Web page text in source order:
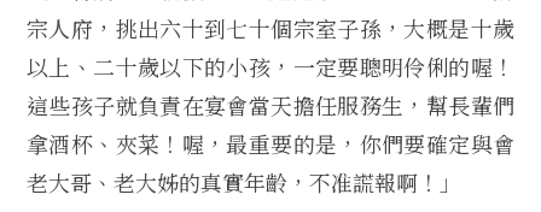
宗人府，挑出六十到七十個宗室子孫，大概是十歲
以上、二十歲以下的小孩，一定要聰明伶俐的喔！
這些孩子就負責在宴會當天擔任服務生，幫長輩們
拿酒杯、夾菜！喔，最重要的是，你們要確定與會
老大哥、老大姊的真實年齡，不准謊報啊！」